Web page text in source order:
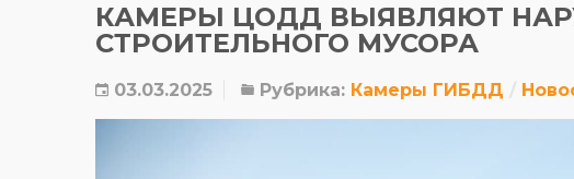
КАМЕРЫ ЦОДД ВЫЯВЛЯЮТ
СТРОИТЕЛЬНОГО МУСОРА
03.03.2025 Рубрика: Камеры ГИБДД